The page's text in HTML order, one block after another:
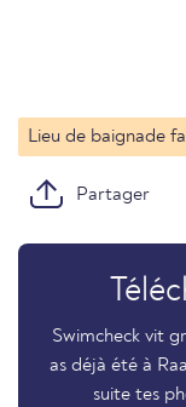
Lieu de baignade
Partager
Swimcheck vit
as déjà été à
suite tes